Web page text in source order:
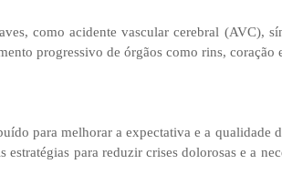
como acidente vascular cerebral (AVC),
progressivo de órgãos como rins, coração
para melhorar a expectativa e a qualidade
para reduzir crises dolorosas e a